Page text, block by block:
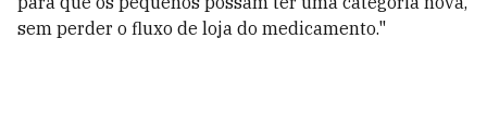
sem perder o fluxo de loja do medicamento."